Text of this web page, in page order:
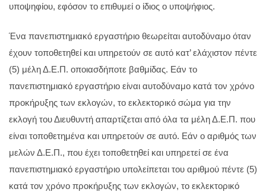
υποψηφίου, εφόσον το επιθυμεί ο ίδιος ο υποψήφιος.
Ένα πανεπιστημιακό εργαστήριο θεωρείται αυτοδύναμο όταν
έχουν τοποθετηθεί και υπηρετούν σε αυτό κατ’ ελάχιστον πέντε
(5) μέλη Δ.Ε.Π. οποιασδήποτε βαθμίδας. Εάν το
πανεπιστημιακό εργαστήριο είναι αυτοδύναμο κατά τον χρόνο
προκήρυξης των εκλογών, το εκλεκτορικό σώμα για την
εκλογή του Διευθυντή απαρτίζεται από όλα τα μέλη Δ.Ε.Π. που
είναι τοποθετημένα και υπηρετούν σε αυτό. Εάν ο αριθμός των
μελών Δ.Ε.Π., που έχει τοποθετηθεί και υπηρετεί σε ένα
πανεπιστημιακό εργαστήριο υπολείπεται του αριθμού πέντε (5)
κατά τον χρόνο προκήρυξης των εκλογών, το εκλεκτορικό